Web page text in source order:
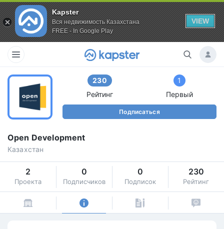
Kapster
Вся недвижимость Казахстана
FREE - In Google Play
VIEW
230
Рейтинг
1
Первый
Подписаться
Open Development
Казахстан
2
Проекта
0
Подписчиков
0
Подписок
230
Рейтинг